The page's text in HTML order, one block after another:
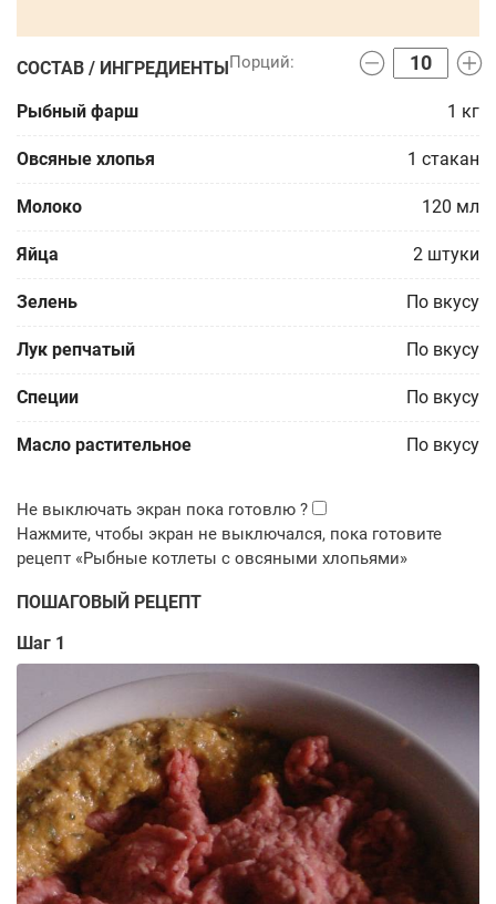
СОСТАВ / ИНГРЕДИЕНТЫ
Рыбный фарш 1 кг
Овсяные хлопья 1 стакан
Молоко 120 мл
Яйца 2 штуки
Зелень По вкусу
Лук репчатый По вкусу
Специи По вкусу
Масло растительное По вкусу
ПОШАГОВЫЙ РЕЦЕПТ
Шаг 1